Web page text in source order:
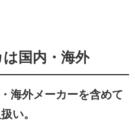
国内・海外
海外メーカーを含めて
い。